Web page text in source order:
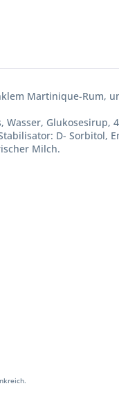
Martinique-Rum,
Glukosesirup,
D-
Milch.